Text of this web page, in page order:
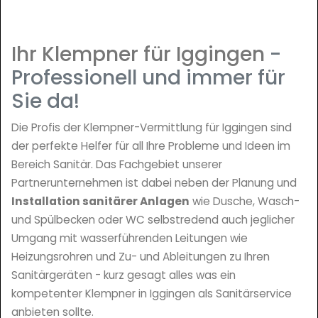
Ihr Klempner für Iggingen -
Professionell und immer für
Sie da!
Die Profis der Klempner-Vermittlung für Iggingen sind
der perfekte Helfer für all Ihre Probleme und Ideen im
Bereich Sanitär. Das Fachgebiet unserer
Partnerunternehmen ist dabei neben der Planung und
Installation sanitärer Anlagen wie Dusche, Wasch-
und Spülbecken oder WC selbstredend auch jeglicher
Umgang mit wasserführenden Leitungen wie
Heizungsrohren und Zu- und Ableitungen zu Ihren
Sanitärgeräten - kurz gesagt alles was ein
kompetenter Klempner in Iggingen als Sanitärservice
anbieten sollte.